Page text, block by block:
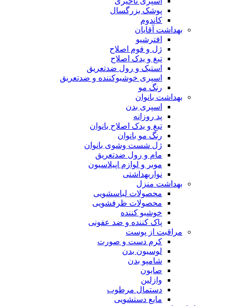
پوشک بزرگسال
کاندوم
بهداشت آقایان
افترشیو
ژل و فوم اصلاح
تیغ و یدک اصلاح
استیک و رول ضدتعریق
اسپری خوشبوکننده و ضدتعریق
رنگ مو
بهداشت بانوان
اسپری بدن
پد روزانه
تیغ و یدک اصلاح بانوان
رنگ مو بانوان
ژل شست وشوی بانوان
مام و رول ضدتعریق
موبر و لوازم اپیلاسیون
نواربهداشتی
بهداشت منزل
محصولات لباسشویی
محصولات ظرفشویی
خوشبو کننده
پاک کننده و ضد عفونی
مراقبت از پوست
کرم دست و صورت
لوسیون بدن
شامپو بدن
صابون
وازلین
دستمال مرطوب
مایع دستشویی